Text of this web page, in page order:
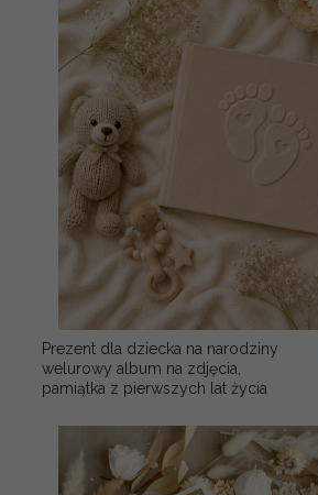
Prezent dla dziecka na narodziny
welurowy album na zdjęcia,
pamiątka z pierwszych lat życia